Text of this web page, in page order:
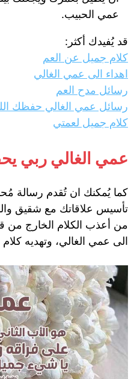
عمي الحبيب.
قد يُفيدك أكثر:
كلام جميل عن العم
اهداء الى عمي الغالي
رسائل مدح العم
رسائل عمي الغالي حفظك
كلام جميل لعمتي
عمي الغالي ربي
كما يُمكنك ان تُقدم رسالة
تأسيس علاقاتك مع شقيق
من أعذب الكلام الخارج من
الى عمي الغالي، وتهديه